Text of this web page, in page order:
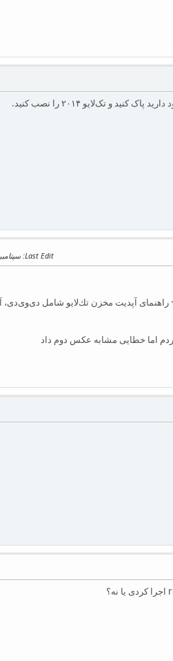
Last Edit: سپتامبر 27, 2014, 03:44:43 بعد از ظهر by bagher.sajadi